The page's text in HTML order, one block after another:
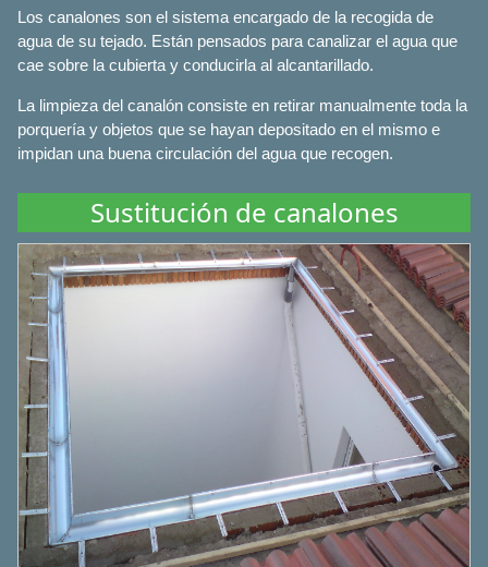
Los canalones son el sistema encargado de la recogida de
agua de su tejado. Están pensados para canalizar el agua que
cae sobre la cubierta y conducirla al alcantarillado.
La limpieza del canalón consiste en retirar manualmente toda la
porquería y objetos que se hayan depositado en el mismo e
impidan una buena circulación del agua que recogen.
Sustitución de canalones